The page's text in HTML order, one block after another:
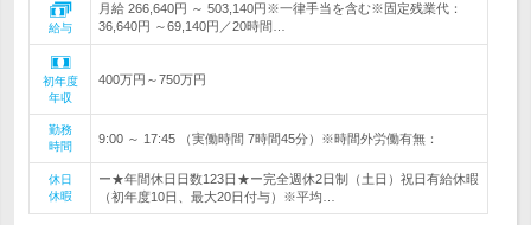
給与
月給 266,640円 ～ 503,140円※一律手当を含む※固定残業代：
36,640円 ～69,140円／20時間…
初年度
年収
400万円～750万円
勤務
時間
9:00 ～ 17:45 （実働時間 7時間45分）※時間外労働有無：
休日
休暇
ー★年間休日日数123日★ー完全週休2日制（土日）祝日有給休暇
（初年度10日、最大20日付与）※平均…